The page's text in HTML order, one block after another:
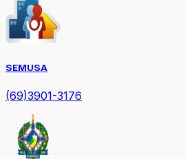
SEMUSA
(69)3901-3176